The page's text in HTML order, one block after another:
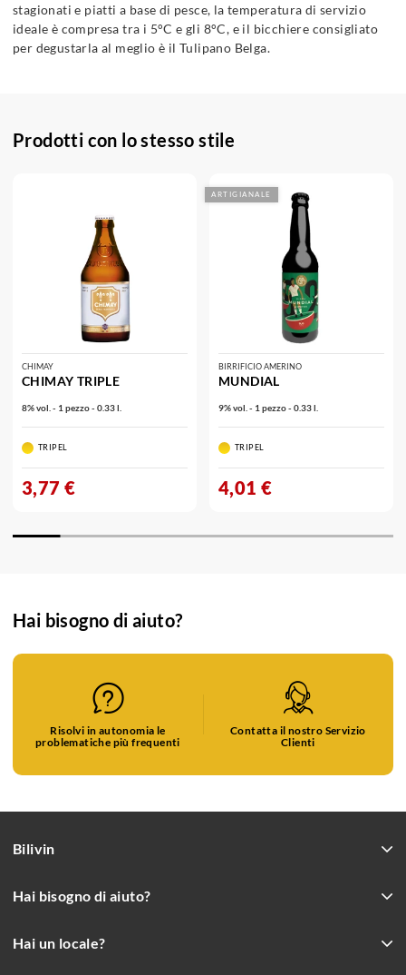
stagionati e piatti a base di pesce, la temperatura di servizio
ideale è compresa tra i 5°C e gli 8°C, e il bicchiere consigliato
per degustarla al meglio è il Tulipano Belga.
Prodotti con lo stesso stile
CHIMAY
CHIMAY TRIPLE
8% vol. - 1 pezzo - 0.33 l.
TRIPEL
3,77 €
ARTIGIANALE
BIRRIFICIO AMERINO
MUNDIAL
9% vol. - 1 pezzo - 0.33 l.
TRIPEL
4,01 €
Hai bisogno di aiuto?
Risolvi in autonomia le
problematiche più frequenti
Contatta il nostro Servizio
Clienti
Bilivin
Hai bisogno di aiuto?
Hai un locale?